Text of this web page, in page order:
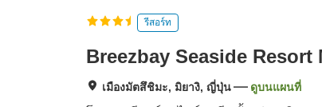
รีสอร์ท
Breezbay Seaside Resort
เมืองมัตสึชิมะ, มิยางิ, ญี่ปุ่น ดูบนแผนที่